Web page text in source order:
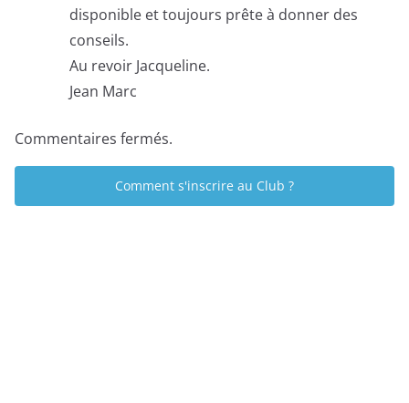
disponible et toujours prête à donner des
conseils.
Au revoir Jacqueline.
Jean Marc
Commentaires fermés.
Comment s'inscrire au Club ?